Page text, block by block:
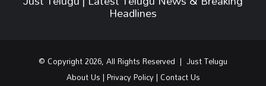
Headlines
© Copyright 2026, All Rights Reserved | Just Telugu
About Us|Privacy Policy| Contact Us